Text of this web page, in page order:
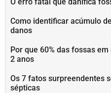
Como identificar acúmulo
danos
Por que 60% das fossas
2 anos
Os 7 fatos surpreendentes
sépticas